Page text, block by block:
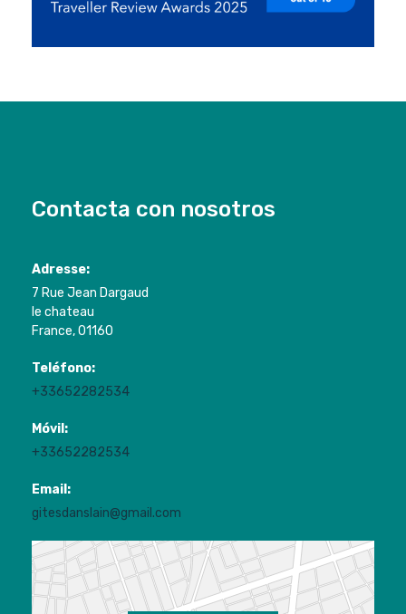
Contacta con nosotros
Adresse:
7 Rue Jean Dargaud
le chateau
France, 01160
Teléfono:
+33652282534
Móvil:
+33652282534
Email:
gitesdanslain@gmail.com